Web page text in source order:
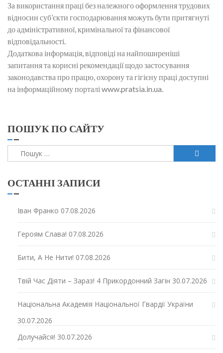
За використання праці без належного оформлення трудових
відносин суб’єкти господарювання можуть бути притягнуті
до адміністративної, кримінальної та фінансової
відповідальності.
Додаткова інформація, відповіді на найпоширеніші
запитання та корисні рекомендації щодо застосування
законодавства про працю, охорону та гігієну праці доступні
на інформаційному порталі www.pratsia.in.ua.
ПОШУК ПО САЙТУ
Пошук:
ОСТАННІ ЗАПИСИ
Іван Франко 07.08.2026
Героям Слава! 07.08.2026
Бити, А Не Нити! 07.08.2026
Твій Час Діяти – Зараз! 4 Прикордонний Загін 30.07.2026
Національна Академія Національної Гвардії України
30.07.2026
Долучайся! 30.07.2026